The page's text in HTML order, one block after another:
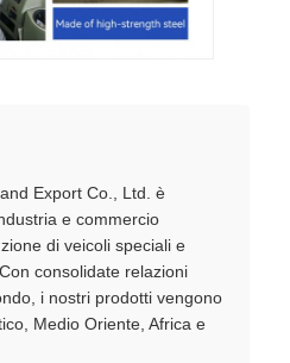
Export Co., Ltd. è
e commercio
di veicoli speciali e
consolidate relazioni
i nostri prodotti vengono
Medio Oriente, Africa e